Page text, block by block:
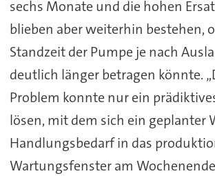
sechs Monate und die hohen
blieben aber weiterhin bestehen,
Standzeit der Pumpe je nach
deutlich länger betragen könnte.
Problem konnte nur ein
lösen, mit dem sich ein geplanter
Handlungsbedarf in das
Wartungsfenster am